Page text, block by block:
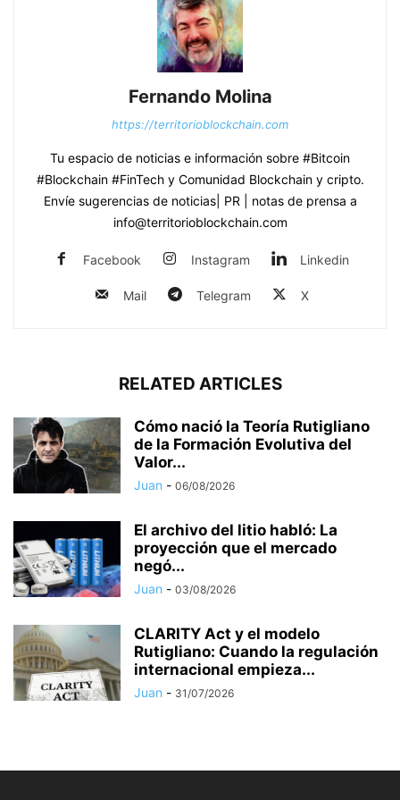
Fernando Molina
https://territorioblockchain.com
Tu espacio de noticias e información sobre #Bitcoin
#Blockchain #FinTech y Comunidad Blockchain y cripto.
Envíe sugerencias de noticias| PR | notas de prensa a
info@territorioblockchain.com
Facebook Instagram Linkedin
Mail Telegram X
RELATED ARTICLES
Cómo nació la Teoría Rutigliano
de la Formación Evolutiva del
Valor...
Juan - 06/08/2026
El archivo del litio habló: La
proyección que el mercado
negó...
Juan - 03/08/2026
CLARITY Act y el modelo
Rutigliano: Cuando la regulación
internacional empieza...
Juan - 31/07/2026